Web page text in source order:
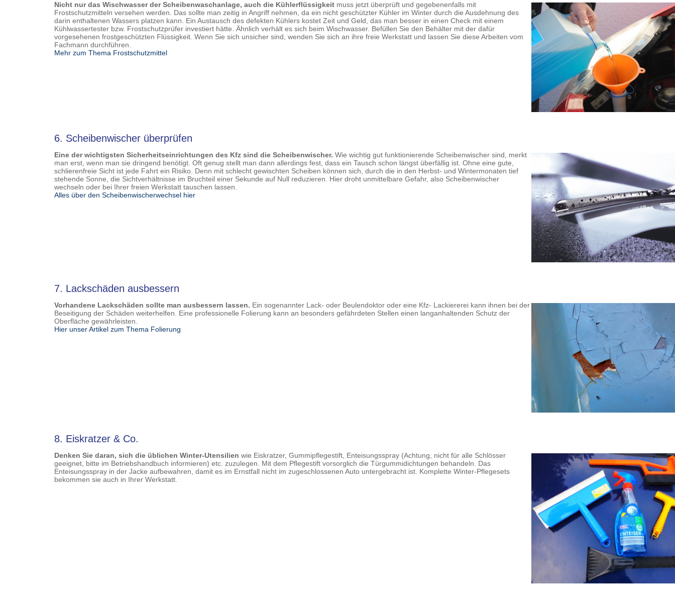
Nicht nur das Wischwasser der Scheibenwaschanlage, auch die Kühlerflüssigkeit muss jetzt überprüft und gegebenenfalls mit
Frostschutzmitteln versehen werden. Das sollte man zeitig in Angriff nehmen, da ein nicht geschützter Kühler im Winter durch die Ausdehnung des
darin enthaltenen Wassers platzen kann. Ein Austausch des defekten Kühlers kostet Zeit und Geld, das man besser in einen Check mit einem
Kühlwassertester bzw. Frostschutzprüfer investiert hätte. Ähnlich verhält es sich beim Wischwasser. Befüllen Sie den Behälter mit der dafür
vorgesehenen frostgeschützten Flüssigkeit. Wenn Sie sich unsicher sind, wenden Sie sich an ihre freie Werkstatt und lassen Sie diese Arbeiten vom
Fachmann durchführen.
Mehr zum Thema Frostschutzmittel
6. Scheibenwischer überprüfen
Eine der wichtigsten Sicherheitseinrichtungen des Kfz sind die Scheibenwischer. Wie wichtig gut funktionierende Scheibenwischer sind, merkt
man erst, wenn man sie dringend benötigt. Oft genug stellt man dann allerdings fest, dass ein Tausch schon längst überfällig ist. Ohne eine gute,
schlierenfreie Sicht ist jede Fahrt ein Risiko. Denn mit schlecht gewischten Scheiben können sich, durch die in den Herbst- und Wintermonaten tief
stehende Sonne, die Sichtverhältnisse im Bruchteil einer Sekunde auf Null reduzieren. Hier droht unmittelbare Gefahr, also Scheibenwischer
wechseln oder bei Ihrer freien Werkstatt tauschen lassen.
Alles über den Scheibenwischerwechsel hier
7. Lackschäden ausbessern
Vorhandene Lackschäden sollte man ausbessern lassen. Ein sogenannter Lack- oder Beulendoktor oder eine Kfz- Lackiererei kann ihnen bei der
Beseitigung der Schäden weiterhelfen. Eine professionelle Folierung kann an besonders gefährdeten Stellen einen langanhaltenden Schutz der
Oberfläche gewährleisten.
Hier unser Artikel zum Thema Folierung
8. Eiskratzer & Co.
Denken Sie daran, sich die üblichen Winter-Utensilien wie Eiskratzer, Gummipflegestift, Enteisungsspray (Achtung, nicht für alle Schlösser
geeignet, bitte im Betriebshandbuch informieren) etc. zuzulegen. Mit dem Pflegestift vorsorglich die Türgummidichtungen behandeln. Das
Enteisungsspray in der Jacke aufbewahren, damit es im Ernstfall nicht im zugeschlossenen Auto untergebracht ist. Komplette Winter-Pflegesets
bekommen sie auch in Ihrer Werkstatt.